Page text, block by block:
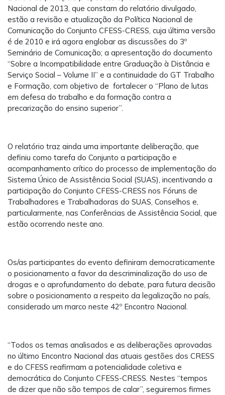
Nacional de 2013, que constam do relatório divulgado,
estão a revisão e atualização da Política Nacional de
Comunicação do Conjunto CFESS-CRESS, cuja última versão
é de 2010 e irá agora englobar as discussões do 3º
Seminário de Comunicação; a apresentação do documento
“Sobre a Incompatibilidade entre Graduação à Distância e
Serviço Social – Volume II” e a continuidade do GT Trabalho
e Formação, com objetivo de fortalecer o “Plano de lutas
em defesa do trabalho e da formação contra a
precarização do ensino superior”.
O relatório traz ainda uma importante deliberação, que
definiu como tarefa do Conjunto a participação e
acompanhamento crítico do processo de implementação do
Sistema Único de Assistência Social (SUAS), incentivando a
participação do Conjunto CFESS-CRESS nos Fóruns de
Trabalhadores e Trabalhadoras do SUAS, Conselhos e,
particularmente, nas Conferências de Assistência Social, que
estão ocorrendo neste ano.
Os/as participantes do evento definiram democraticamente
o posicionamento a favor da descriminalização do uso de
drogas e o aprofundamento do debate, para futura decisão
sobre o posicionamento a respeito da legalização no país,
considerado um marco neste 42º Encontro Nacional.
“Todos os temas analisados e as deliberações aprovadas
no último Encontro Nacional das atuais gestões dos CRESS
e do CFESS reafirmam a potencialidade coletiva e
democrática do Conjunto CFESS-CRESS. Nestes “tempos
de dizer que não são tempos de calar”, seguiremos firmes